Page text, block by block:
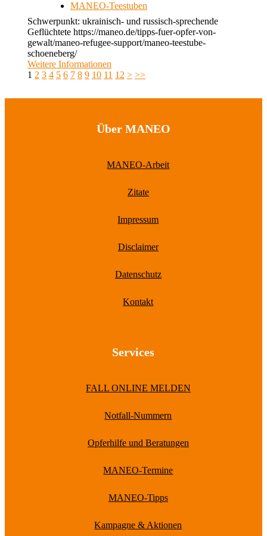
MANEO-Teestuben
Schwerpunkt: ukrainisch- und russisch-sprechende
Geflüchtete https://maneo.de/tipps-fuer-opfer-von-
gewalt/maneo-refugee-support/maneo-teestube-
schoeneberg/
Weitere Informationen
1 2 3 4 5 6 7 8 9 10 11 12 > >>
Über MANEO
MANEO-Arbeit
Zitate
Impressum
Disclaimer
Datenschutz
Kontakt
Services
FALL ONLINE MELDEN
Notfall-Nummern
Opferhilfe und Beratungen
MANEO-Termine
MANEO-Tipps
Kampagne & Aktionen